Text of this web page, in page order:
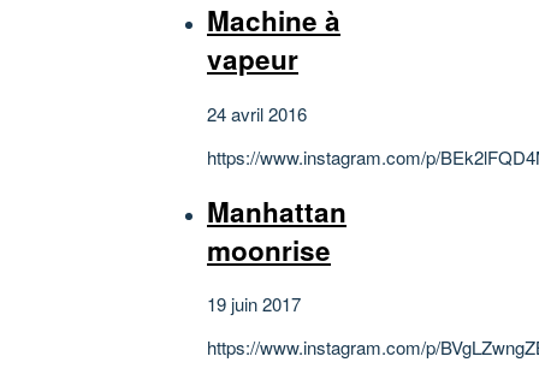
Machine à
vapeur
24 avril 2016
https://www.instagram.com/p/
Manhattan
moonrise
19 juin 2017
https://www.instagram.com/p/